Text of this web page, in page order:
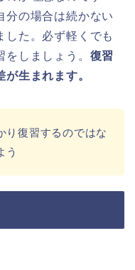
分の場合は続かない
した。必ず軽くでも
しましょう。 復習
生まれます。
り復習するのではな
う